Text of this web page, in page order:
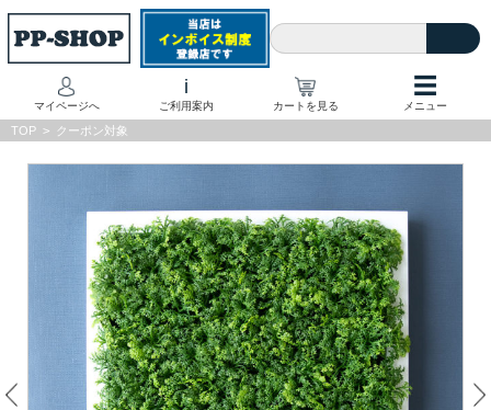
マイページへ
i
ご利用案内 カートを見る
☰
メニュー
TOP > クーポン対象